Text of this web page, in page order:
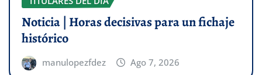
Noticia | Horas decisivas para un fichaje
histórico
manulopezfdez Ago 7, 2026